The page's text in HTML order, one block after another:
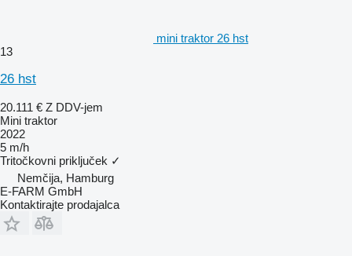
mini traktor 26 hst
13
26 hst
20.111 € Z DDV-jem
Mini traktor
2022
5 m/h
Tritočkovni priključek ✓
Nemčija, Hamburg
E-FARM GmbH
Kontaktirajte prodajalca